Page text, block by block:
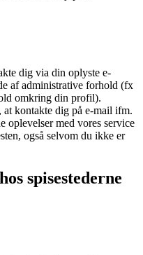
dig via din oplyste e-
af administrative forhold (fx
omkring din profil).
kontakte dig på e-mail ifm.
oplevelser med vores service
også selvom du ikke er
spisestederne